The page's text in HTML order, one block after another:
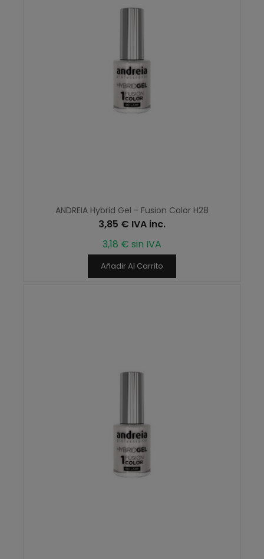
ANDREIA Hybrid Gel - Fusion Color H28
3,85 € IVA inc.
3,18 € sin IVA
Añadir Al Carrito